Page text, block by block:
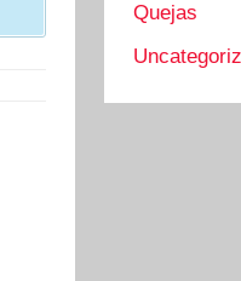
Quejas